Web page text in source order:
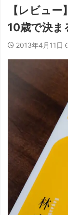
【レビュ
10歳で決ま
2013年4月11日